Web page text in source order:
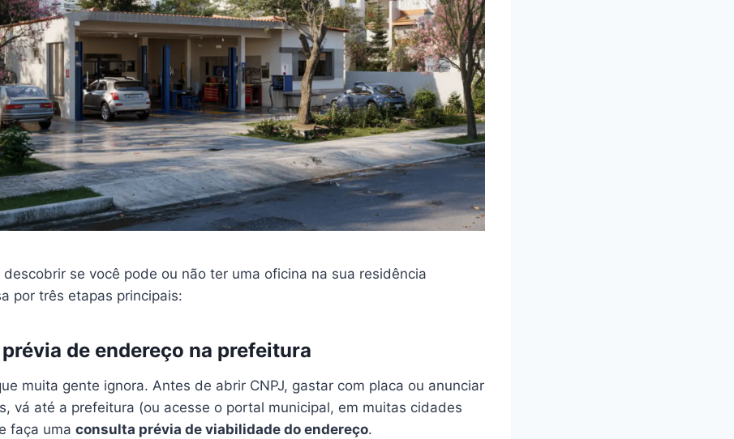
descobrir se você pode ou não ter uma oficina na sua residência
por três etapas principais:
de endereço na prefeitura
muita gente ignora. Antes de abrir CNPJ, gastar com placa ou anunciar
vá até a prefeitura (ou acesse o portal municipal, em muitas cidades
faça uma consulta prévia de viabilidade do endereço.